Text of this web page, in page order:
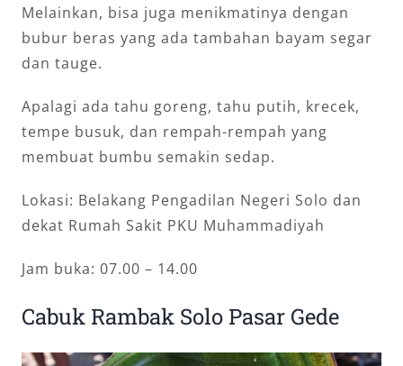
Melainkan, bisa juga menikmatinya dengan
bubur beras yang ada tambahan bayam segar
dan tauge.
Apalagi ada tahu goreng, tahu putih, krecek,
tempe busuk, dan rempah-rempah yang
membuat bumbu semakin sedap.
Lokasi: Belakang Pengadilan Negeri Solo dan
dekat Rumah Sakit PKU Muhammadiyah
Jam buka: 07.00 – 14.00
Cabuk Rambak Solo Pasar Gede